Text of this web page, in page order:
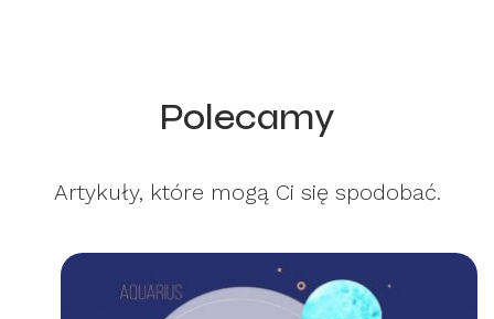
Polecamy
Artykuły, które mogą Ci się spodobać.